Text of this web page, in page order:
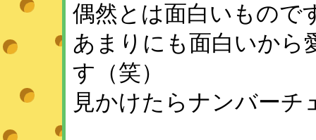
偶然とは面白いもので
あまりにも面白いから
す（笑）
見かけたらナンバーチ